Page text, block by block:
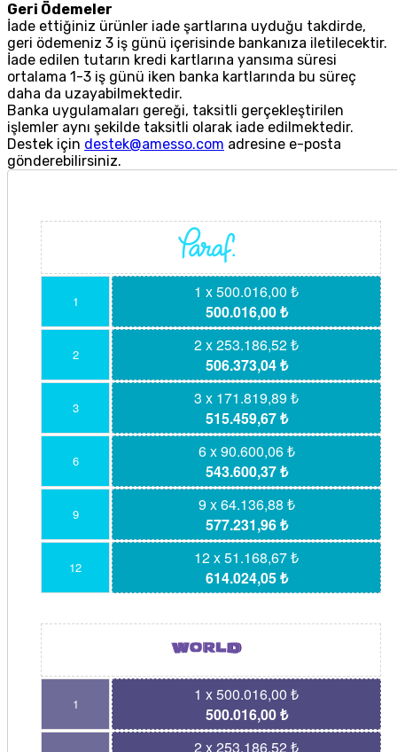
Geri Ödemeler
İade ettiğiniz ürünler iade şartlarına uyduğu takdirde,
geri ödemeniz 3 iş günü içerisinde bankanıza iletilecektir.
İade edilen tutarın kredi kartlarına yansıma süresi
ortalama 1-3 iş günü iken banka kartlarında bu süreç
daha da uzayabilmektedir.
Banka uygulamaları gereği, taksitli gerçekleştirilen
işlemler aynı şekilde taksitli olarak iade edilmektedir.
Destek için destek@amesso.com adresine e-posta
gönderebilirsiniz.
1
1 x 500.016,00 ₺
500.016,00 ₺
2
2 x 253.186,52 ₺
506.373,04 ₺
3
3 x 171.819,89 ₺
515.459,67 ₺
6
6 x 90.600,06 ₺
543.600,37 ₺
9
9 x 64.136,88 ₺
577.231,96 ₺
12
12 x 51.168,67 ₺
614.024,05 ₺
1
1 x 500.016,00 ₺
500.016,00 ₺
2 x 253.186,52 ₺